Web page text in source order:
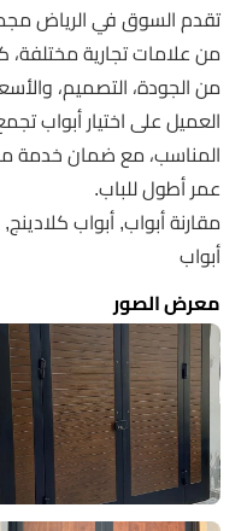
تقدم السوق في الرياض
من علامات تجارية
من الجودة، التصميم،
العميل على اختيار أبواب
المناسب، مع ضمان خدمة ما
عمر أطول للباب.
مقارنة أبواب, أبواب
أبواب
معرض الصور